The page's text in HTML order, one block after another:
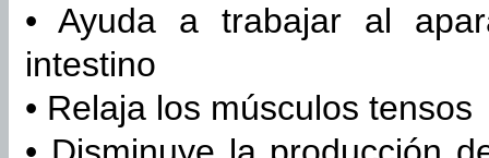
• Ayuda a trabajar al
intestino
• Relaja los músculos tensos